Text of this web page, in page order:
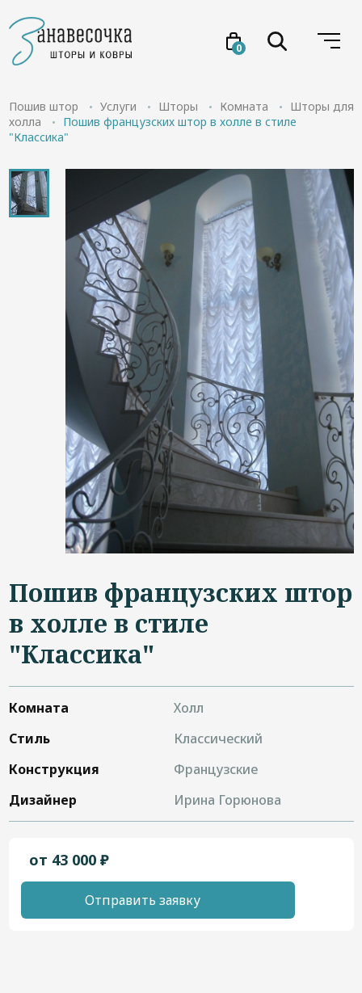
0
Услуги
Акции
Проекты
О нас
Отзывы
Дизайнерам
Контакты
+7 (4822) 453-534
Пошив штор Услуги Шторы Комната
Шторы для
холла
Пошив французских штор в холле в стиле
"Классика"
Пошив французских штор
в холле в стиле
"Классика"
Комната
Холл
Стиль
Классический
Конструкция
Французские
Дизайнер
Ирина Горюнова
от 43 000 ₽
Отправить заявку